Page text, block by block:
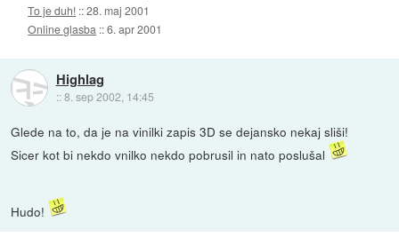
To je duh! ::28. maj 2001
Online glasba ::6. apr 2001
Highlag
::8. sep 2002, 14:45
Glede na to, da je na vinilki zapis 3D se dejansko nekaj sliši!
Sicer kot bi nekdo vnilko nekdo pobrusil in nato poslušal
Hudo!